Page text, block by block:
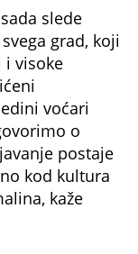
slede
grad, koji
i visoke
voćari
o
postaje
kod kultura
kaže